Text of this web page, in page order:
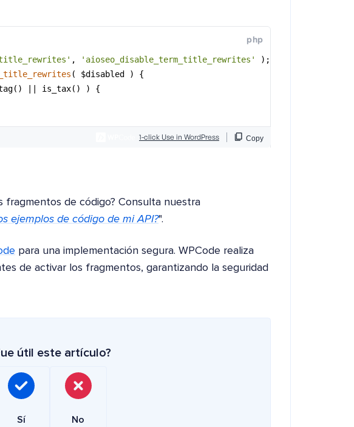
fragmentos de código? Consulta nuestra
ejemplos de código de mi API?".
para una implementación segura. WPCode realiza
de activar los fragmentos, garantizando la seguridad
útil este artículo?
Sí No